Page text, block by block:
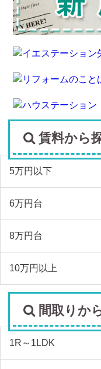
賃料から
5万円以下
6万円台
8万円台
10万円以上
間取りか
1R～1LDK